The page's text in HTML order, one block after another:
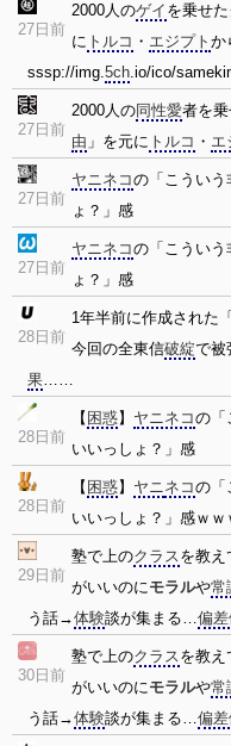
27日前
2000人のゲイ を乗せ
に トルコ ・ エジプト か
sssp://img.5ch.io/ico/
27日前
2000人の同性愛者を
由 」を元に トルコ ・ エ
27日前
ヤニネコの「こういう
ょ？」感
27日前
ヤニネコの「こういう
ょ？」感
28日前
1年半前に作成された「
今回の全東信破綻で被
果……
28日前
【 困惑】 ヤニネコの「
いいっしょ？」感
28日前
【 困惑】 ヤニネコの「
いいっしょ？」感ｗｗ
29日前
塾で上のクラスを教え
がいいのにモラルや常
う話→体験談が集まる…偏
30日前
塾で上のクラスを教え
がいいのにモラルや常
う話→体験談が集まる…偏